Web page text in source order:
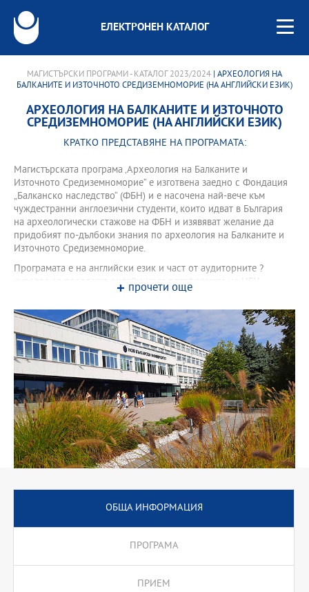
ЕЛЕКТРОНЕН КАТАЛОГ
МАГИСТЪРСКИ ПРОГРАМИ - КАТАЛОГ 2023/2024 | АРХЕОЛОГИЯ НА
БАЛКАНИТЕ И ИЗТОЧНОТО СРЕДИЗЕМНОМОРИЕ (НА АНГЛИЙСКИ ЕЗИК)
АРХЕОЛОГИЯ НА БАЛКАНИТЕ И ИЗТОЧНОТО
СРЕДИЗЕМНОМОРИЕ (НА АНГЛИЙСКИ ЕЗИК)
КРАТКО ПРЕДСТАВЯНЕ НА ПРОГРАМАТА:
Магистърската програма ‚Археология на Балканите и
Източното Средиземноморие“ е изготвена заедно с Фондация
„Балканско наследство“ (ФБН) и е насочена най-вече към
чуждестранни англоезични студенти, които идват в България
на археологически стажове на ФБН и изявяват желание да
придобият по-дълбоки знания по археология на Балканите и
Източното Средиземноморие.
Програмата е на английски език и част от аудиторните ?
курсове се предлагат онлайн, чрез платформата на НБУ
‚Виртуална класна стая‘. Това позволява на студенти, които
нямат възможност да пребивават в България две години, да се
запишат в програмата. Два задължителни летни
археологически стажа и специализирани курсове в
Лабораторията по археометрия и експериментална археология
на НБУ, които се предлагат в края на втори и четвърти
семестър, когато студентите идват в България за стажовете си,
са гаранция за солидно практическо обучение по най-нови
методи в анализа на археологически обекти и артефакти.
Онлайн платформата позволява да бъдат привлечени и външни
преподаватели от университети във Великобритания, САЩ и
Австралия, чиито курсове са гаранция за интернационалния
облик на програмата.
по Географски информационни системи и ортофотография,
които се прилагат в редица сфери извън археологическите
прочети още
ОБЩА ИНФОРМАЦИЯ
ПРОГРАМА
ПРИЕМ